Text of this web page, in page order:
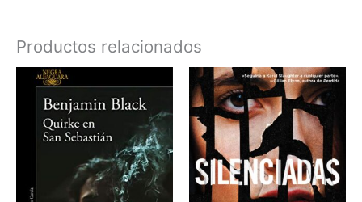
Productos relacionados